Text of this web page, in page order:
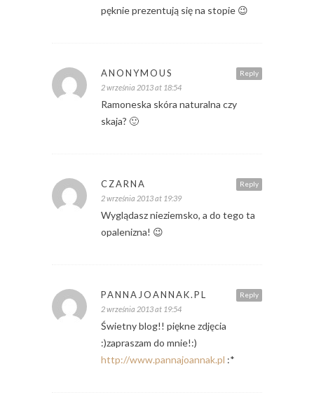
pęknie prezentują się na stopie 😉
Reply
ANONYMOUS
2 września 2013 at 18:54
Ramoneska skóra naturalna czy
skaja? 🙂
Reply
CZARNA
2 września 2013 at 19:39
Wyglądasz nieziemsko, a do tego ta
opalenizna! 😉
Reply
PANNAJOANNAK.PL
2 września 2013 at 19:54
Świetny blog!! piękne zdjęcia
:)zapraszam do mnie!:)
http://www.pannajoannak.pl :*